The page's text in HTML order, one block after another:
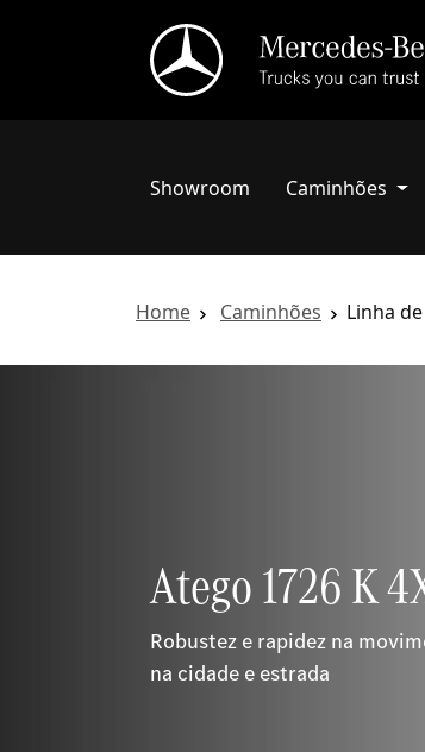
Showroom Caminhões
Home Caminhões Linha
Atego 1726 K
Robustez e rapidez na
na cidade e estrada